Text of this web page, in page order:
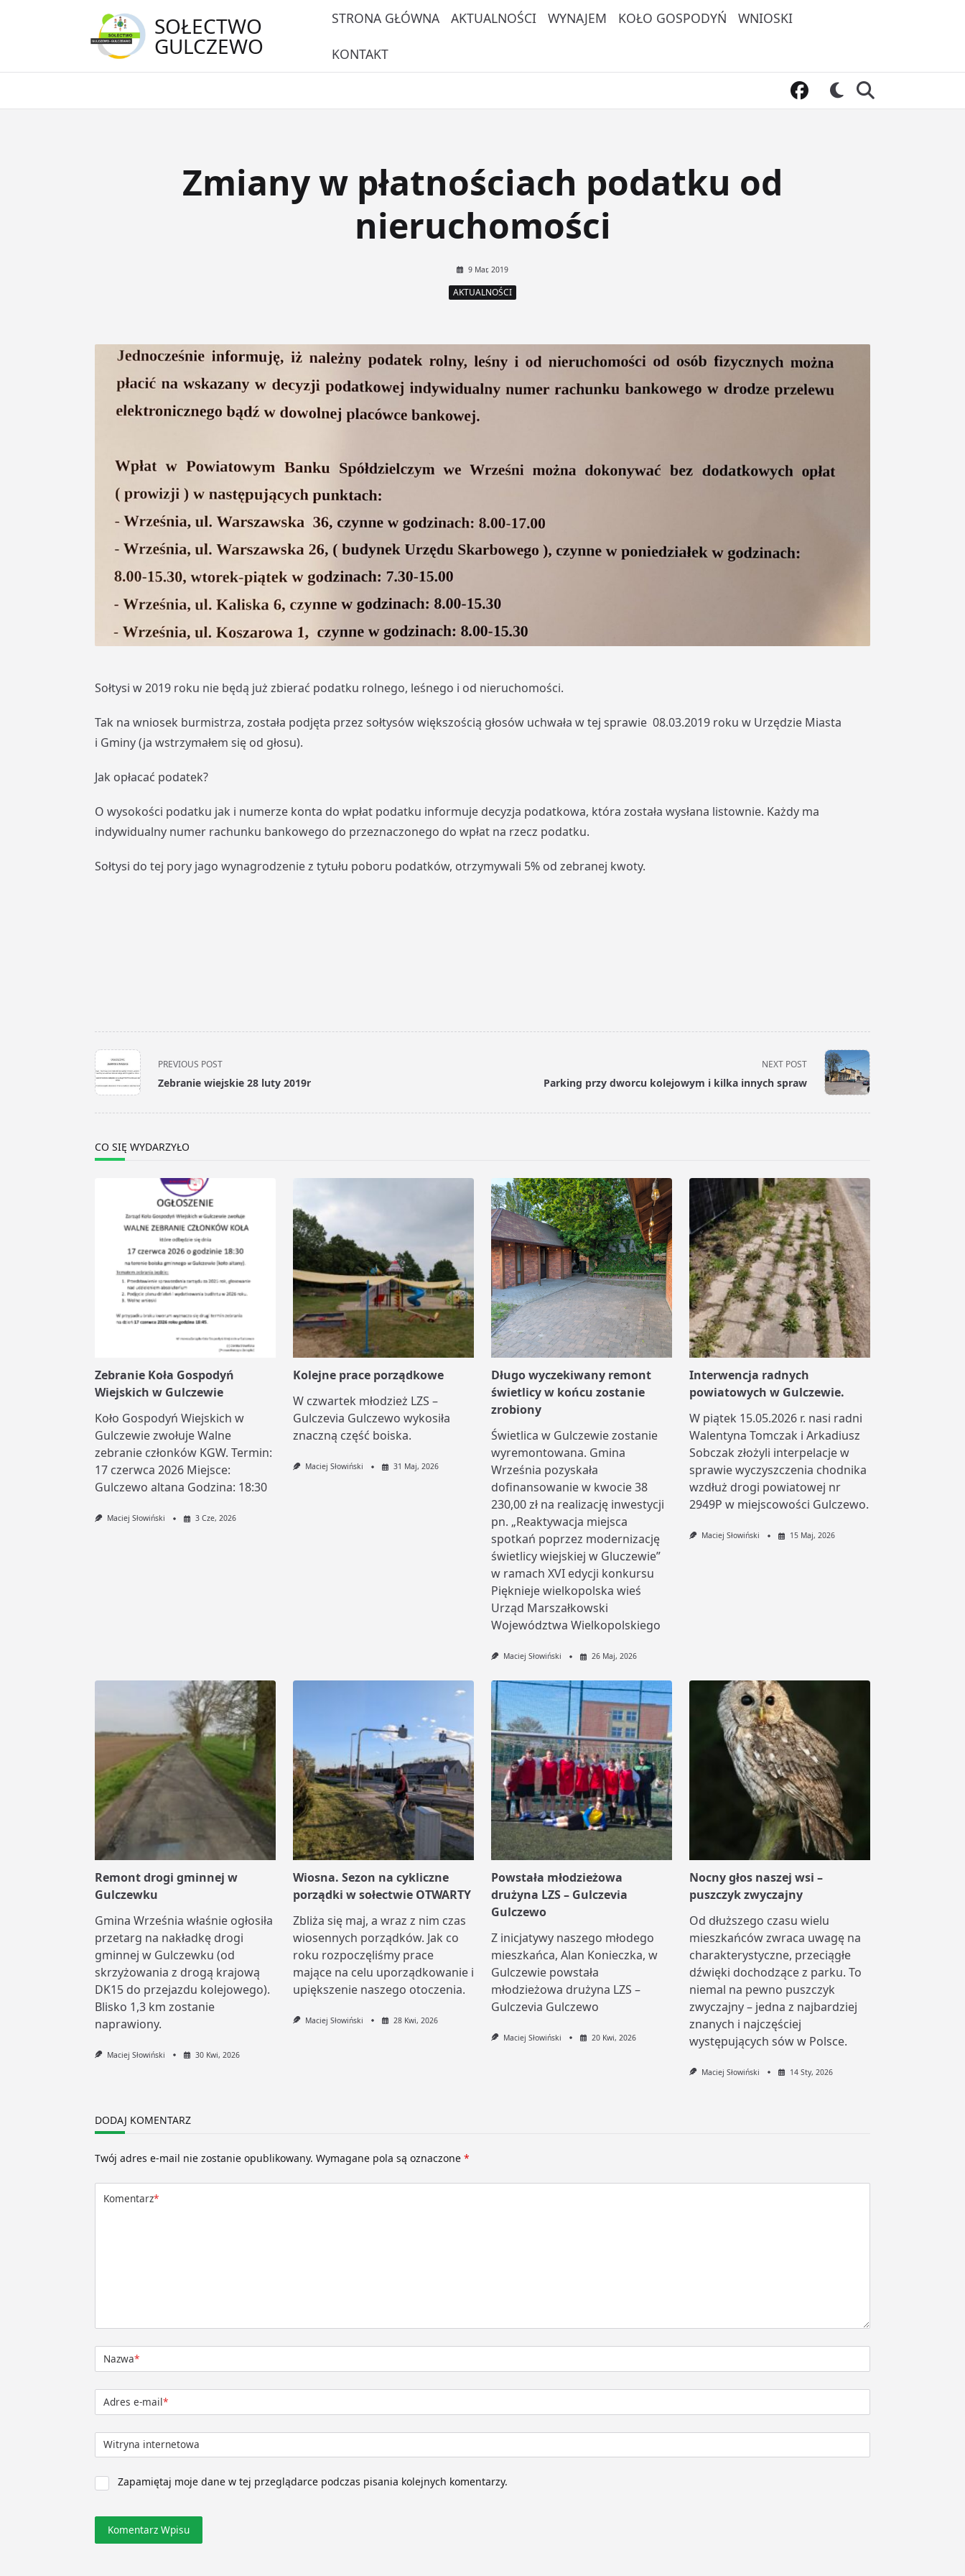
SOŁECTWO
GULCZEWO
STRONA GŁÓWNA AKTUALNOŚCI WYNAJEM KOŁO GOSPODYŃ WNIOSKI
KONTAKT
Zmiany w płatnościach podatku od
nieruchomości
9 Mar, 2019
AKTUALNOŚCI
Sołtysi w 2019 roku nie będą już zbierać podatku rolnego, leśnego i od nieruchomości.
Tak na wniosek burmistrza, została podjęta przez sołtysów większością głosów uchwała w tej sprawie 08.03.2019 roku w Urzędzie Miasta
i Gminy (ja wstrzymałem się od głosu).
Jak opłacać podatek?
O wysokości podatku jak i numerze konta do wpłat podatku informuje decyzja podatkowa, która została wysłana listownie. Każdy ma
indywidualny numer rachunku bankowego do przeznaczonego do wpłat na rzecz podatku.
Sołtysi do tej pory jago wynagrodzenie z tytułu poboru podatków, otrzymywali 5% od zebranej kwoty.
<span
class="nav-
subtitle
screen-
text">Page</span>
PREVIOUS POST
Zebranie wiejskie 28 luty 2019r
NEXT POST
Parking przy dworcu kolejowym i kilka innych spraw
CO SIĘ WYDARZYŁO
Zebranie Koła Gospodyń
Wiejskich w Gulczewie
Koło Gospodyń Wiejskich w
Gulczewie zwołuje Walne
zebranie członków KGW. Termin:
17 czerwca 2026 Miejsce:
Gulczewo altana Godzina: 18:30
Maciej Słowiński 3 Cze, 2026
Kolejne prace porządkowe
W czwartek młodzież LZS –
Gulczevia Gulczewo wykosiła
znaczną część boiska.
Maciej Słowiński 31 Maj, 2026
Długo wyczekiwany remont
świetlicy w końcu zostanie
zrobiony
Świetlica w Gulczewie zostanie
wyremontowana. Gmina
Września pozyskała
dofinansowanie w kwocie 38
230,00 zł na realizację inwestycji
pn. „Reaktywacja miejsca
spotkań poprzez modernizację
świetlicy wiejskiej w Gluczewie”
w ramach XVI edycji konkursu
Pięknieje wielkopolska wieś
Urząd Marszałkowski
Województwa Wielkopolskiego
Maciej Słowiński 26 Maj, 2026
Interwencja radnych
powiatowych w Gulczewie.
W piątek 15.05.2026 r. nasi radni
Walentyna Tomczak i Arkadiusz
Sobczak złożyli interpelacje w
sprawie wyczyszczenia chodnika
wzdłuż drogi powiatowej nr
2949P w miejscowości Gulczewo.
Maciej Słowiński 15 Maj, 2026
Remont drogi gminnej w
Gulczewku
Gmina Września właśnie ogłosiła
przetarg na nakładkę drogi
gminnej w Gulczewku (od
skrzyżowania z drogą krajową
DK15 do przejazdu kolejowego).
Blisko 1,3 km zostanie
naprawiony.
Maciej Słowiński 30 Kwi, 2026
Wiosna. Sezon na cykliczne
porządki w sołectwie OTWARTY
Zbliża się maj, a wraz z nim czas
wiosennych porządków. Jak co
roku rozpoczęliśmy prace
mające na celu uporządkowanie i
upiększenie naszego otoczenia.
Maciej Słowiński 28 Kwi, 2026
Powstała młodzieżowa
drużyna LZS – Gulczevia
Gulczewo
Z inicjatywy naszego młodego
mieszkańca, Alan Konieczka, w
Gulczewie powstała
młodzieżowa drużyna LZS –
Gulczevia Gulczewo
Maciej Słowiński 20 Kwi, 2026
Nocny głos naszej wsi –
puszczyk zwyczajny
Od dłuższego czasu wielu
mieszkańców zwraca uwagę na
charakterystyczne, przeciągłe
dźwięki dochodzące z parku. To
niemal na pewno puszczyk
zwyczajny – jedna z najbardziej
znanych i najczęściej
występujących sów w Polsce.
Maciej Słowiński 14 Sty, 2026
DODAJ KOMENTARZ
Twój adres e-mail nie zostanie opublikowany. Wymagane pola są oznaczone *
Komentarz*
Nazwa*
Adres e-mail*
Witryna internetowa
Zapamiętaj moje dane w tej przeglądarce podczas pisania kolejnych komentarzy.